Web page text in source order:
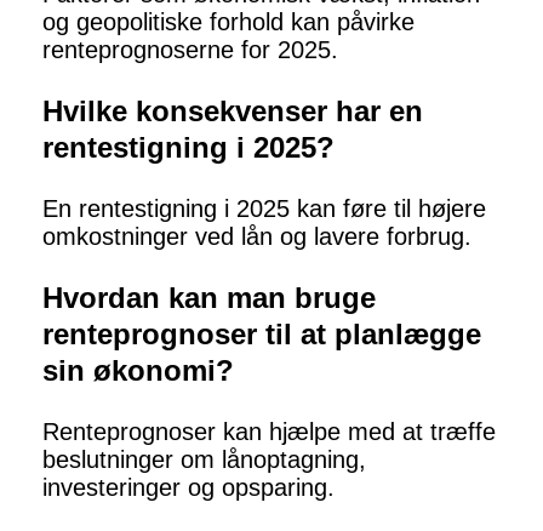
og geopolitiske forhold kan påvirke
renteprognoserne for 2025.
Hvilke konsekvenser har en
rentestigning i 2025?
En rentestigning i 2025 kan føre til højere
omkostninger ved lån og lavere forbrug.
Hvordan kan man bruge
renteprognoser til at planlægge
sin økonomi?
Renteprognoser kan hjælpe med at træffe
beslutninger om lånoptagning,
investeringer og opsparing.